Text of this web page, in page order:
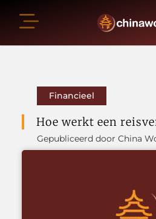
Financieel
Hoe werkt een
Gepubliceerd door China